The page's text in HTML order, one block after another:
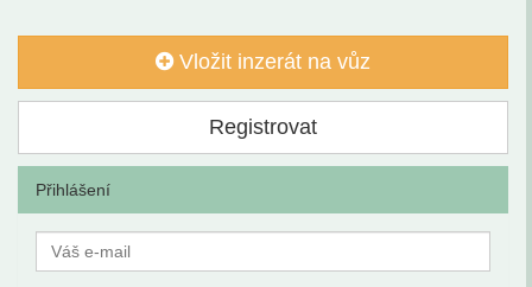
Vložit inzerát na vůz
Registrovat
Přihlášení